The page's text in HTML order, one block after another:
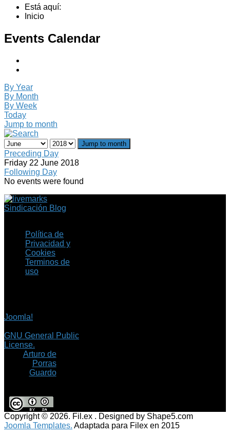
Está aquí:
Inicio
Events Calendar
By Year
By Month
By Week
Today
Jump to month
Jump to month
Preceding Day
Friday 22 June 2018
Following Day
No events were found
Sindicación Blog
Política de
Privacidad y
Cookies
Terminos de
uso
Joomla!
GNU General Public
License.
Arturo de
Porras
Guardo
Copyright © 2026. Fil.ex . Designed by Shape5.com
Joomla Templates. Adaptada para Filex en 2015